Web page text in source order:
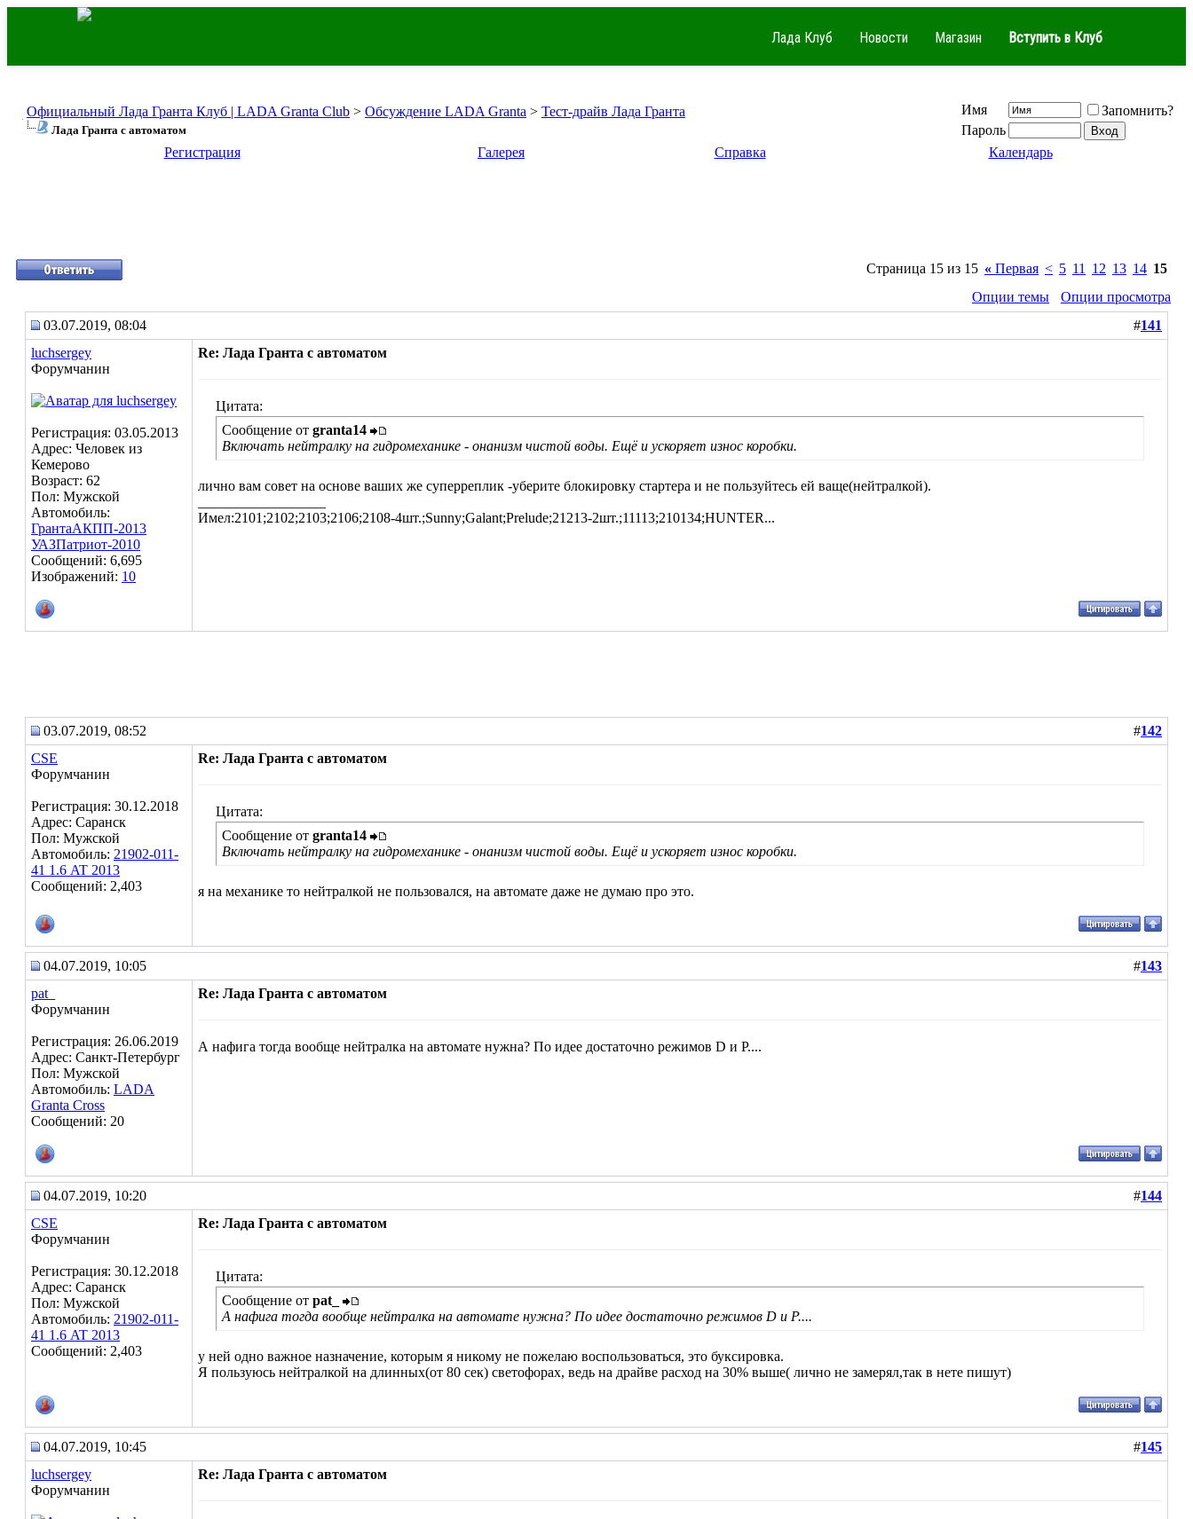
Лада Клуб Новости Магазин Вступить в Клуб
Официальный Лада Гранта Клуб | LADA Granta Club > Обсуждение LADA Granta > Тест-драйв Лада Гранта
Лада Гранта с автоматом
Имя
Запомнить?
Пароль
Регистрация
Галерея Справка Календарь
Страница 15 из 15 « Первая < 5 11 12 13 14 15
Опции темы
Опции просмотра
03.07.2019, 08:04
#141
luchsergey
Форумчанин
Регистрация: 03.05.2013
Адрес: Человек из
Кемерово
Возраст: 62
Пол: Мужской
Автомобиль:
ГрантаАКПП-2013
УАЗПатриот-2010
Сообщений: 6,695
Изображений: 10
Re: Лада Гранта с автоматом
Цитата:
Сообщение от granta14
Включать нейтралку на гидромеханике - онанизм чистой воды. Ещё и ускоряет износ коробки.
лично вам совет на основе ваших же суперреплик -уберите блокировку стартера и не пользуйтесь ей ваще(нейтралкой).
Имел:2101;2102;2103;2106;2108-4шт.;Sunny;Galant;Prelude;21213-2шт.;11113;210134;HUNTER...
03.07.2019, 08:52 #142
CSE
Форумчанин
Регистрация: 30.12.2018
Адрес: Саранск
Пол: Мужской
Автомобиль: 21902-011-
41 1.6 AT 2013
Сообщений: 2,403
Re: Лада Гранта с автоматом
Цитата:
Сообщение от granta14
Включать нейтралку на гидромеханике - онанизм чистой воды. Ещё и ускоряет износ коробки.
я на механике то нейтралкой не пользовался, на автомате даже не думаю про это.
04.07.2019, 10:05 #143
pat_
Форумчанин
Регистрация: 26.06.2019
Адрес: Санкт-Петербург
Пол: Мужской
Автомобиль: LADA
Granta Cross
Сообщений: 20
Re: Лада Гранта с автоматом
А нафига тогда вообще нейтралка на автомате нужна? По идее достаточно режимов D и P....
04.07.2019, 10:20 #144
CSE
Форумчанин
Регистрация: 30.12.2018
Адрес: Саранск
Пол: Мужской
Автомобиль: 21902-011-
41 1.6 AT 2013
Сообщений: 2,403
Re: Лада Гранта с автоматом
Цитата:
Сообщение от pat_
А нафига тогда вообще нейтралка на автомате нужна? По идее достаточно режимов D и P....
у ней одно важное назначение, которым я никому не пожелаю воспользоваться, это буксировка.
Я пользуюсь нейтралкой на длинных(от 80 сек) светофорах, ведь на драйве расход на 30% выше( лично не замерял,так в нете пишут)
04.07.2019, 10:45 #145
luchsergey
Форумчанин
Re: Лада Гранта с автоматом